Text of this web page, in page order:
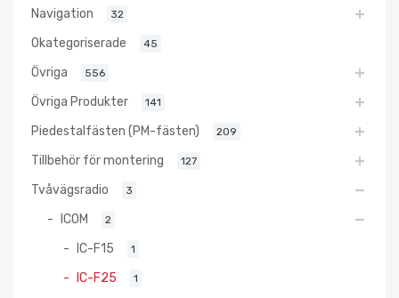
Navigation 32
Okategoriserade 45
Övriga 556
Övriga Produkter 141
Piedestalfästen (PM-fästen) 209
Tillbehör för montering 127
Tvåvägsradio 3
ICOM 2
IC-F15 1
IC-F25 1